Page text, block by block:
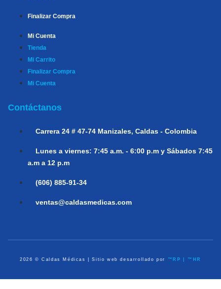
Finalizar Compra
Mi Cuenta
Tienda
Mi Carrito
Finalizar Compra
Mi Cuenta
Contáctanos
Carrera 24 # 47-74 Manizales, Caldas - Colombia
Lunes a viernes: 7:45 a.m. - 6:00 p.m y Sábados 7:45
a.m a 12 p.m
(606) 885-91-34
ventas@caldasmedicas.com
2026 © Caldas Médicas | Sitio web desarrollado por ™RP | ™HR